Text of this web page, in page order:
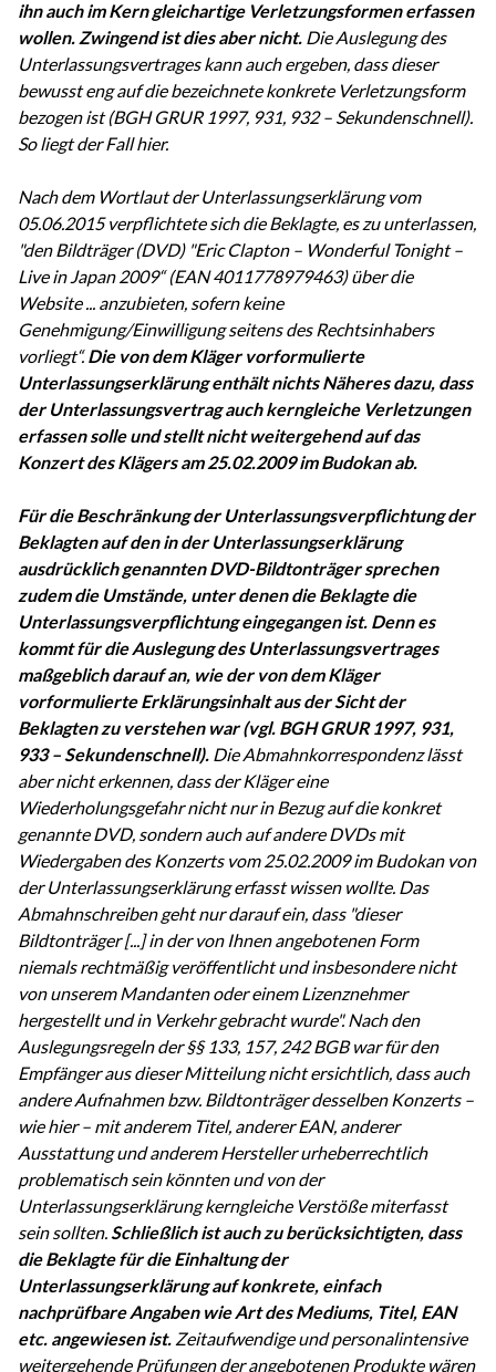
ihn auch im Kern gleichartige Verletzungsformen erfassen
wollen. Zwingend ist dies aber nicht. Die Auslegung des
Unterlassungsvertrages kann auch ergeben, dass dieser
bewusst eng auf die bezeichnete konkrete Verletzungsform
bezogen ist (BGH GRUR 1997, 931, 932 – Sekundenschnell).
So liegt der Fall hier.
Nach dem Wortlaut der Unterlassungserklärung vom
05.06.2015 verpflichtete sich die Beklagte, es zu unterlassen,
"den Bildträger (DVD) "Eric Clapton – Wonderful Tonight –
Live in Japan 2009“ (EAN 4011778979463) über die
Website ... anzubieten, sofern keine
Genehmigung/Einwilligung seitens des Rechtsinhabers
vorliegt“. Die von dem Kläger vorformulierte
Unterlassungserklärung enthält nichts Näheres dazu, dass
der Unterlassungsvertrag auch kerngleiche Verletzungen
erfassen solle und stellt nicht weitergehend auf das
Konzert des Klägers am 25.02.2009 im Budokan ab.
Für die Beschränkung der Unterlassungsverpflichtung der
Beklagten auf den in der Unterlassungserklärung
ausdrücklich genannten DVD-Bildtonträger sprechen
zudem die Umstände, unter denen die Beklagte die
Unterlassungsverpflichtung eingegangen ist. Denn es
kommt für die Auslegung des Unterlassungsvertrages
maßgeblich darauf an, wie der von dem Kläger
vorformulierte Erklärungsinhalt aus der Sicht der
Beklagten zu verstehen war (vgl. BGH GRUR 1997, 931,
933 – Sekundenschnell). Die Abmahnkorrespondenz lässt
aber nicht erkennen, dass der Kläger eine
Wiederholungsgefahr nicht nur in Bezug auf die konkret
genannte DVD, sondern auch auf andere DVDs mit
Wiedergaben des Konzerts vom 25.02.2009 im Budokan von
der Unterlassungserklärung erfasst wissen wollte. Das
Abmahnschreiben geht nur darauf ein, dass "dieser
Bildtonträger [...] in der von Ihnen angebotenen Form
niemals rechtmäßig veröffentlicht und insbesondere nicht
von unserem Mandanten oder einem Lizenznehmer
hergestellt und in Verkehr gebracht wurde". Nach den
Auslegungsregeln der §§ 133, 157, 242 BGB war für den
Empfänger aus dieser Mitteilung nicht ersichtlich, dass auch
andere Aufnahmen bzw. Bildtonträger desselben Konzerts –
wie hier – mit anderem Titel, anderer EAN, anderer
Ausstattung und anderem Hersteller urheberrechtlich
problematisch sein könnten und von der
Unterlassungserklärung kerngleiche Verstöße miterfasst
sein sollten.Schließlich ist auch zu berücksichtigten, dass
die Beklagte für die Einhaltung der
Unterlassungserklärung auf konkrete, einfach
nachprüfbare Angaben wie Art des Mediums, Titel, EAN
etc. angewiesen ist. Zeitaufwendige und personalintensive
weitergehende Prüfungen der angebotenen Produkte wären